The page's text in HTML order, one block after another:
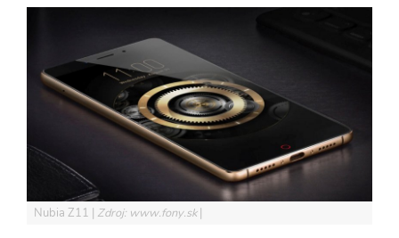
Nubia Z11 Zdroj: www.fony.sk